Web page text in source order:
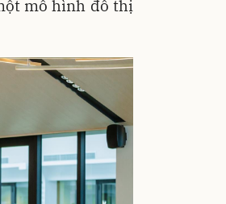
mô hình đô thị